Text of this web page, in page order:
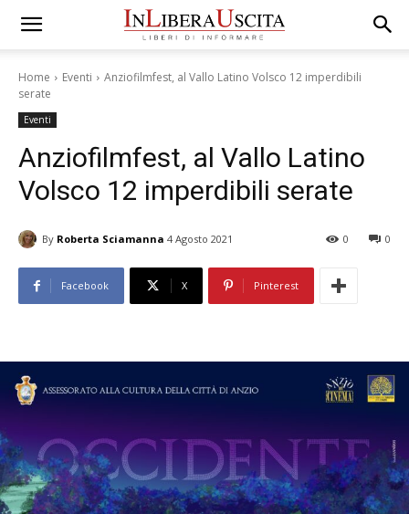
Home Eventi
Anziofilmfest, al Vallo Latino Volsco 12 imperdibili
serate
Eventi
Anziofilmfest, al Vallo Latino
Volsco 12 imperdibili serate
By Roberta Sciamanna 4 Agosto 2021 0
0
Facebook X Pinterest